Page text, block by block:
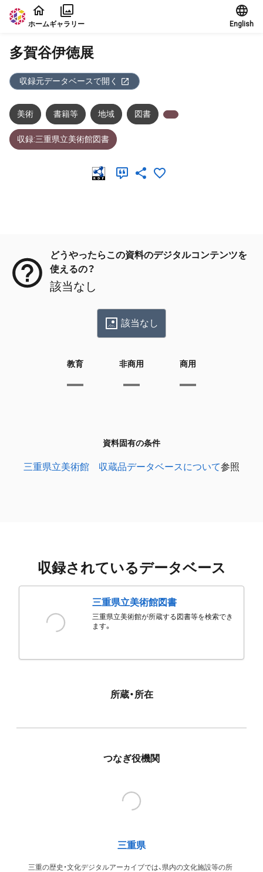
本文に飛ぶ
ホームギャラリー English
多賀谷伊徳展
収録元データベースで開く
美術 書籍等 地域 図書
収録:三重県立美術館図書
どうやったらこの資料のデジタルコンテンツを
使えるの？
該当なし
該当なし
教育 非商用 商用
資料固有の条件
三重県立美術館 収蔵品データベースについて参照
収録されているデータベース
三重県立美術館図書
三重県立美術館が所蔵する図書等を検索でき
ます。
所蔵・所在
つなぎ役機関
三重県
三重の歴史・文化デジタルアーカイブでは、県内の文化施設等の所